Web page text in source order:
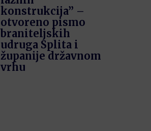
konstrukcija” –
otvoreno pismo
braniteljskih
udruga Splita i
županije državnom
vrhu